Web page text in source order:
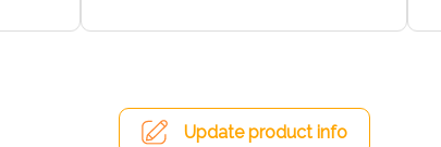
Update product info